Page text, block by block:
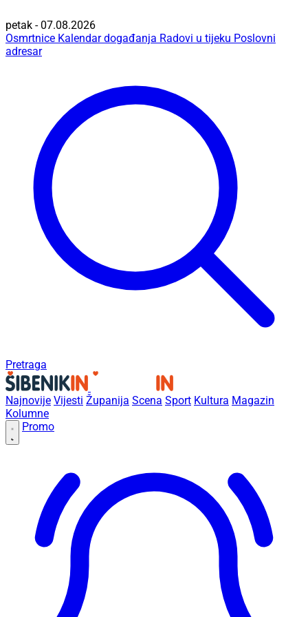
petak - 07.08.2026
Osmrtnice Kalendar događanja Radovi u tijeku Poslovni
adresar
Pretraga
Najnovije Vijesti Županija Scena Sport Kultura Magazin
Kolumne
Promo